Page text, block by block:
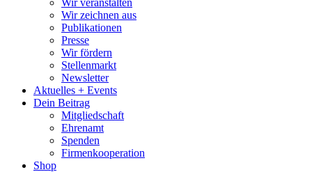
Wir veranstalten
Wir zeichnen aus
Publikationen
Presse
Wir fördern
Stellenmarkt
Newsletter
Aktuelles + Events
Dein Beitrag
Mitgliedschaft
Ehrenamt
Spenden
Firmenkooperation
Shop